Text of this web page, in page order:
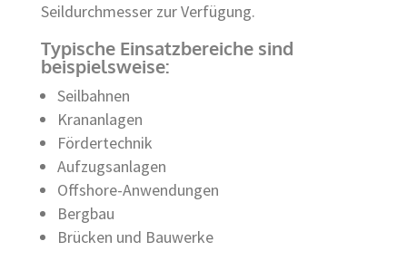
Seildurchmesser zur Verfügung.
Typische Einsatzbereiche sind
beispielsweise:
Seilbahnen
Krananlagen
Fördertechnik
Aufzugsanlagen
Offshore-Anwendungen
Bergbau
Brücken und Bauwerke